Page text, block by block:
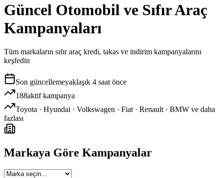
Güncel Otomobil ve Sıfır Araç
Kampanyaları
Tüm markaların sıfır araç kredi, takas ve indirim kampanyalarını
keşfedin
Son güncellemeyaklaşık 4 saat önce
188aktif kampanya
Toyota · Hyundai · Volkswagen · Fiat · Renault · BMW ve daha
fazlası
Markaya Göre Kampanyalar